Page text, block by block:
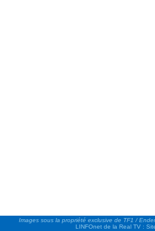
Images sous la propriété exclusive de TF1 /
LINFOnet de la Real TV :